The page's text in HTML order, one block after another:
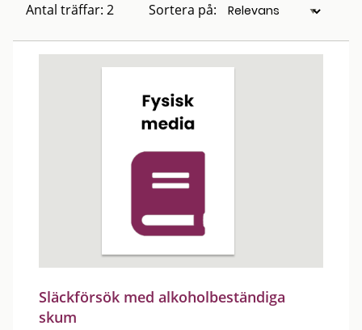
Antal träffar: 2 Sortera på:
Släckförsök med alkoholbeständiga
skum